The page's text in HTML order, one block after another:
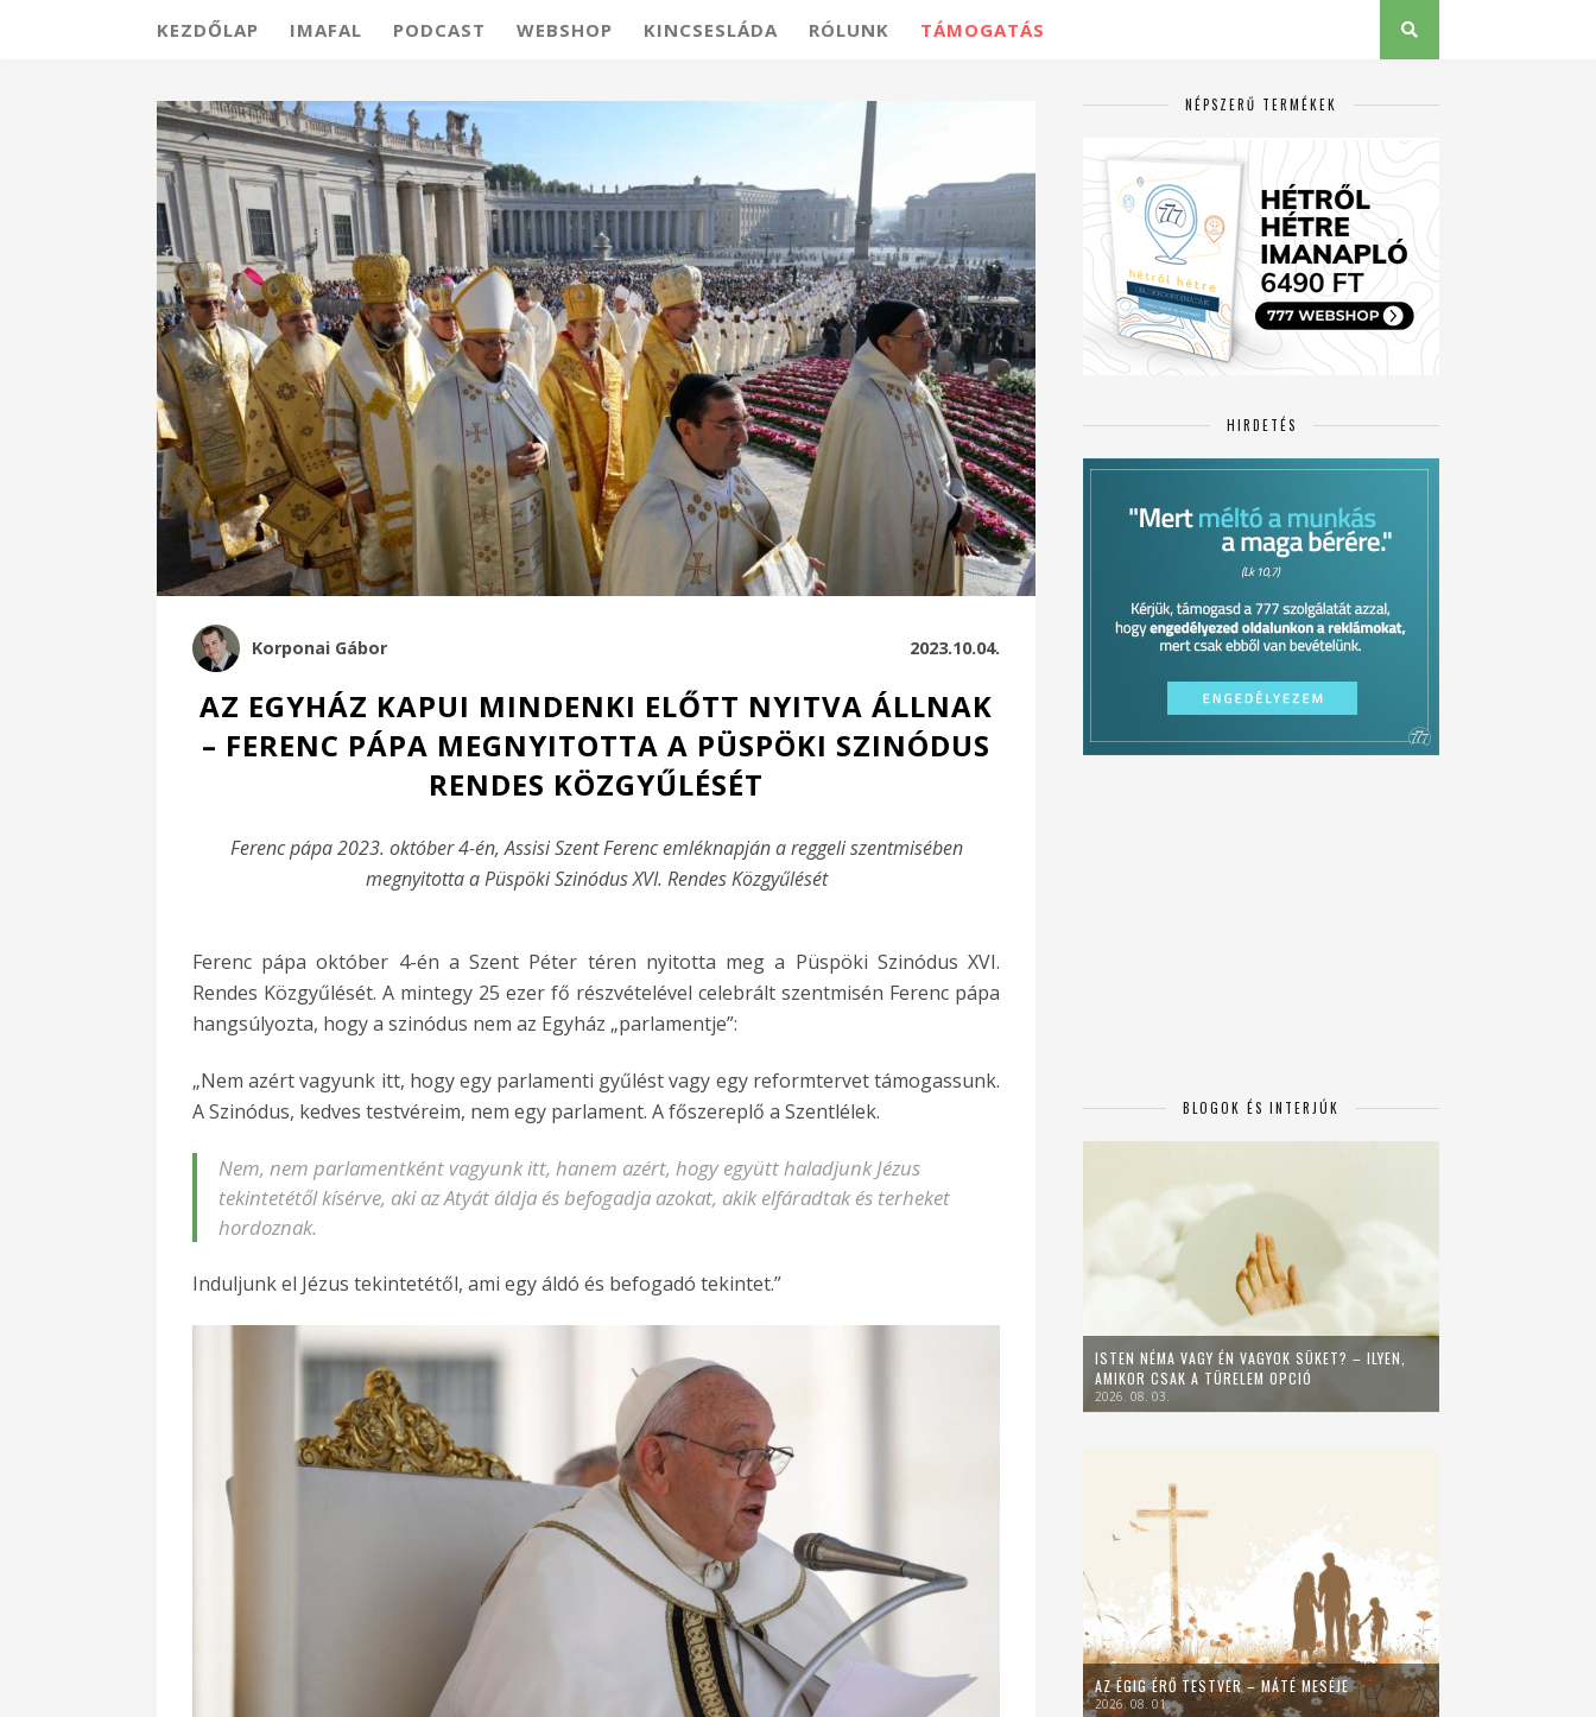
KEZDŐLAP IMAFAL PODCAST WEBSHOP KINCSESLÁDA RÓLUNK TÁMOGATÁS
Korponai Gábor 2023.10.04.
AZ EGYHÁZ KAPUI MINDENKI ELŐTT NYITVA ÁLLNAK
– FERENC PÁPA MEGNYITOTTA A PÜSPÖKI SZINÓDUS
RENDES KÖZGYŰLÉSÉT
Ferenc pápa 2023. október 4-én, Assisi Szent Ferenc emléknapján a reggeli szentmisében
megnyitotta a Püspöki Szinódus XVI. Rendes Közgyűlését
Ferenc pápa október 4-én a Szent Péter téren nyitotta meg a Püspöki Szinódus XVI.
Rendes Közgyűlését. A mintegy 25 ezer fő részvételével celebrált szentmisén Ferenc pápa
hangsúlyozta, hogy a szinódus nem az Egyház „parlamentje”:
„Nem azért vagyunk itt, hogy egy parlamenti gyűlést vagy egy reformtervet támogassunk.
A Szinódus, kedves testvéreim, nem egy parlament. A főszereplő a Szentlélek.
Nem, nem parlamentként vagyunk itt, hanem azért, hogy együtt haladjunk Jézus
tekintetétől kísérve, aki az Atyát áldja és befogadja azokat, akik elfáradtak és terheket
hordoznak.
Induljunk el Jézus tekintetétől, ami egy áldó és befogadó tekintet.”
NÉPSZERŰ TERMÉKEK
HIRDETÉS
BLOGOK ÉS INTERJÚK
ISTEN NÉMA VAGY ÉN VAGYOK SÜKET? – ILYEN,
AMIKOR CSAK A TÜRELEM OPCIÓ
2026. 08. 03.
AZ ÉGIG ÉRŐ TESTVÉR – MÁTÉ MESÉJE
2026. 08. 01.